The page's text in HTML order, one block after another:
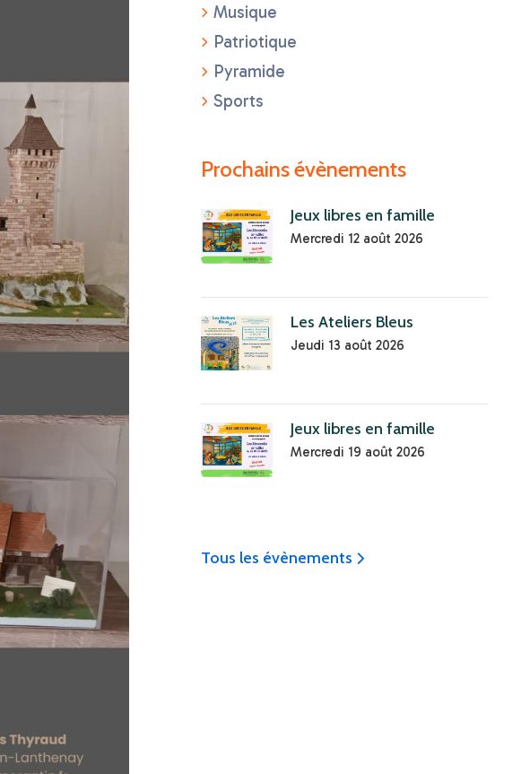
Musique
Patriotique
Pyramide
Sports
Prochains évènements
Jeux libres en famille
Mercredi 12 août 2026
Les Ateliers Bleus
Jeudi 13 août 2026
Jeux libres en famille
Mercredi 19 août 2026
Tous les évènements icon